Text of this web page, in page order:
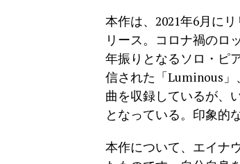
本作は、2021年6月に
リース。コロナ禍のロ
年振りとなるソロ・ピ
信された「Luminous
曲を収録しているが、
となっている。印象的
本作について、エイナ